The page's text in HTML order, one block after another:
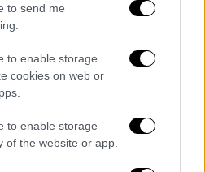
to send me
to enable storage
cookies on web or
to enable storage
of the website or app.
και πρέπει να
γίνει χειρότερη»,
Αλαφούζος και
μπορούν να έρθουν,
να βάλουμε ακόμα